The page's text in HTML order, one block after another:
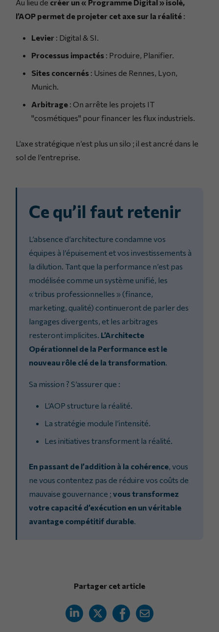
Au lieu de créer un « Programme Digital » isolé,
l’AOP permet de projeter cet axe sur la réalité :
Levier : Digital & SI.
Processus impactés : Produire, Planifier.
Sites concernés : Usines de Rennes, Lyon,
Munich.
Arbitrage : On arrête les projets IT
"cosmétiques" pour financer les flux industriels.
L’axe stratégique n’est plus un silo ; il est ancré dans le
sol de l’entreprise.
Ce qu’il faut retenir
L’absence d’architecture condamne vos
équipes à l’épuisement et vos investissements à
la dilution. Tant que la performance n’est pas
modélisée comme un système unifié, les
« tribus professionnelles » (finance,
marketing, qualité) continueront de parler des
langages divergents, et les arbitrages
resteront implicites. L’Architecte
Opérationnel de la Performance est le
nouveau rôle clé de la transformation
Sa mission ? S’assurer que :
L’AOP structure la réalité.
La stratégie module l’intensité.
Les initiatives transforment la réalité.
En passant de l’addition à la cohérence , vous
ne vous contentez pas de réduire vos coûts de
mauvaise gouvernance ; vous transformez
votre capacité d’exécution en un véritable
avantage compétitif durable
Partager cet article